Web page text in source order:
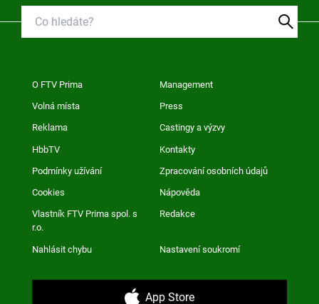
O FTV Prima Management
Volná místa Press
Reklama Castingy a výzvy
HbbTV Kontakty
Podmínky užívání Zpracování osobních údajů
Cookies Nápověda
Vlastník FTV Prima spol. s
r.o.
Redakce
Nahlásit chybu Nastavení soukromí
App Store